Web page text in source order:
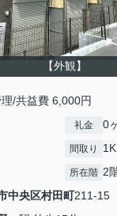
【外観】
/共益費 6,000円
礼金 0
間取り 1K
所在階 2
中央区村田町211-15